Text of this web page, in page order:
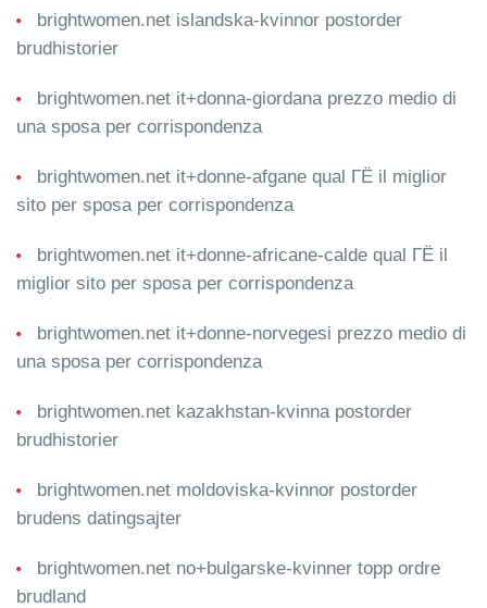
brightwomen.net islandska-kvinnor postorder
brudhistorier
brightwomen.net it+donna-giordana prezzo medio di
una sposa per corrispondenza
brightwomen.net it+donne-afgane qual ГЁ il miglior
sito per sposa per corrispondenza
brightwomen.net it+donne-africane-calde qual ГЁ il
miglior sito per sposa per corrispondenza
brightwomen.net it+donne-norvegesi prezzo medio di
una sposa per corrispondenza
brightwomen.net kazakhstan-kvinna postorder
brudhistorier
brightwomen.net moldoviska-kvinnor postorder
brudens datingsajter
brightwomen.net no+bulgarske-kvinner topp ordre
brudland